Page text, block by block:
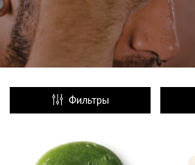
Фильтры